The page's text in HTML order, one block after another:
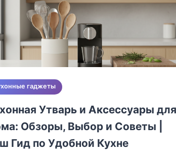
гаджеты
Утварь и Аксессуары для
Обзоры, Выбор и Советы |
Гид по Удобной Кухне